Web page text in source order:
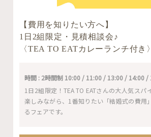
【費用を知りたい方へ】
1日2組限定・見積相談会♪
〈TEA TO EATカレーランチ付き〉
時間 : 2時間制 10:00 / 11:00 / 13:00 / 14:00 /
1日2組限定！TEA TO EATさんの大人気スパ
楽しみながら、1番知りたい「結婚式の費用
るフェアです。